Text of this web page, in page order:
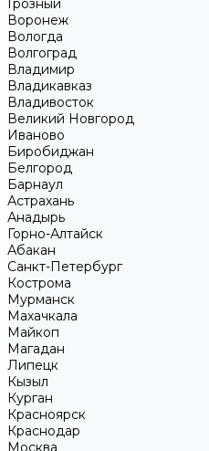
Грозный
Воронеж
Вологда
Волгоград
Владимир
Владикавказ
Владивосток
Великий Новгород
Иваново
Биробиджан
Белгород
Барнаул
Астрахань
Анадырь
Горно-Алтайск
Абакан
Санкт-Петербург
Кострома
Мурманск
Махачкала
Майкоп
Магадан
Липецк
Кызыл
Курган
Красноярск
Краснодар
Москва